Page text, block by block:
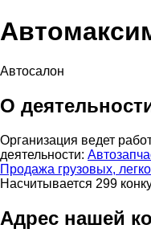
Автосалон
О
Организация ведет
деятельности:
Продажа грузовых,
Насчитывается 299
Адрес нашей